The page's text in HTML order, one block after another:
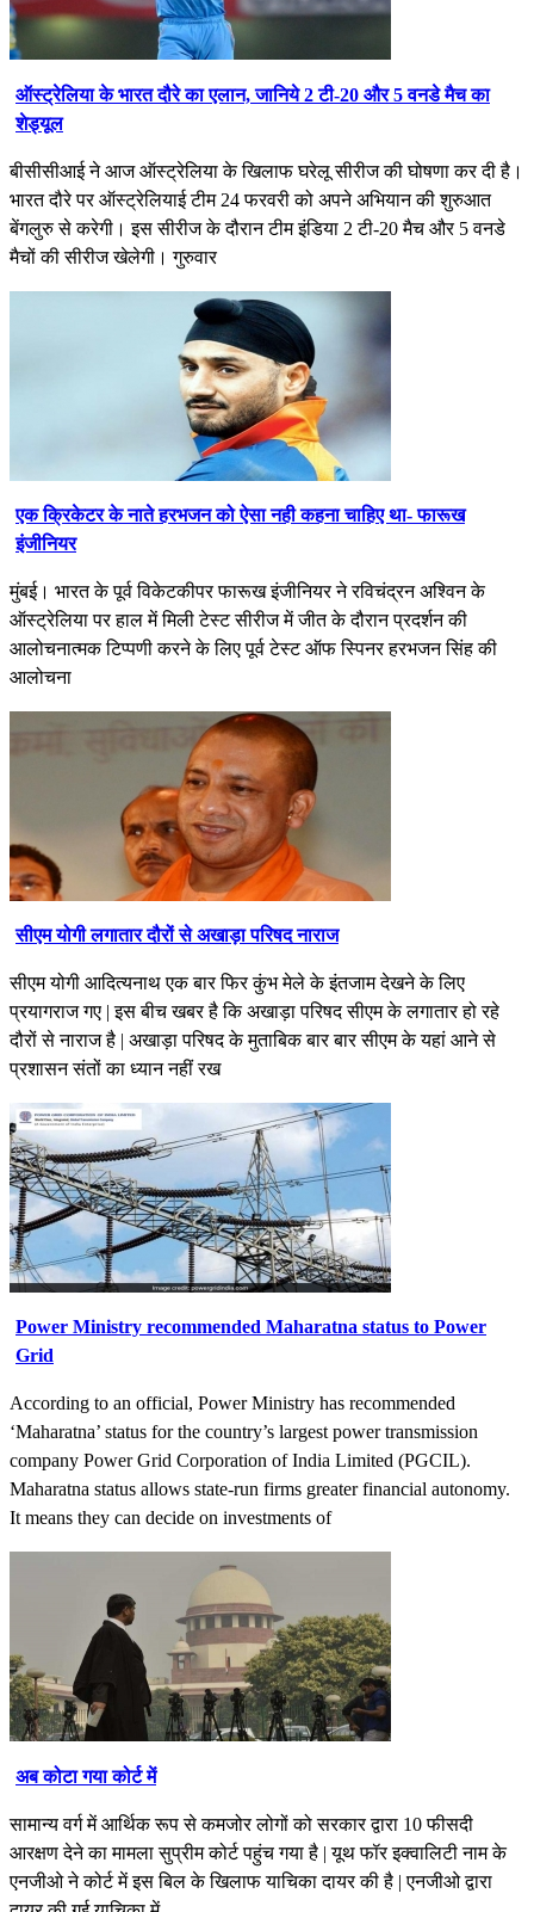
ऑस्ट्रेलिया के भारत दौरे का एलान, जानिये 2 टी-20 और 5 वनडे मैच का
शेड्यूल
बीसीसीआई ने आज ऑस्ट्रेलिया के खिलाफ घरेलू सीरीज की घोषणा कर दी है।
भारत दौरे पर ऑस्ट्रेलियाई टीम 24 फरवरी को अपने अभियान की शुरुआत
बेंगलुरु से करेगी। इस सीरीज के दौरान टीम इंडिया 2 टी-20 मैच और 5 वनडे
मैचों की सीरीज खेलेगी। गुरुवार
एक क्रिकेटर के नाते हरभजन को ऐसा नही कहना चाहिए था- फारूख
इंजीनियर
मुंबई। भारत के पूर्व विकेटकीपर फारूख इंजीनियर ने रविचंद्रन अश्विन के
ऑस्ट्रेलिया पर हाल में मिली टेस्ट सीरीज में जीत के दौरान प्रदर्शन की
आलोचनात्मक टिप्पणी करने के लिए पूर्व टेस्ट ऑफ स्पिनर हरभजन सिंह की
आलोचना
सीएम योगी लगातार दौरों से अखाड़ा परिषद नाराज
सीएम योगी आदित्यनाथ एक बार फिर कुंभ मेले के इंतजाम देखने के लिए
प्रयागराज गए | इस बीच खबर है कि अखाड़ा परिषद सीएम के लगातार हो रहे
दौरों से नाराज है | अखाड़ा परिषद के मुताबिक बार बार सीएम के यहां आने से
प्रशासन संतों का ध्यान नहीं रख
Power Ministry recommended Maharatna status to Power
Grid
According to an official, Power Ministry has recommended
‘Maharatna’ status for the country’s largest power transmission
company Power Grid Corporation of India Limited (PGCIL).
Maharatna status allows state-run firms greater financial autonomy.
It means they can decide on investments of
अब कोटा गया कोर्ट में
सामान्य वर्ग में आर्थिक रूप से कमजोर लोगों को सरकार द्वारा 10 फीसदी
आरक्षण देने का मामला सुप्रीम कोर्ट पहुंच गया है | यूथ फॉर इक्वालिटी नाम के
एनजीओ ने कोर्ट में इस बिल के खिलाफ याचिका दायर की है | एनजीओ द्वारा